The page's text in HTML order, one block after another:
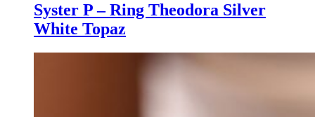
Syster P – Ring Theodora Silver
White Topaz